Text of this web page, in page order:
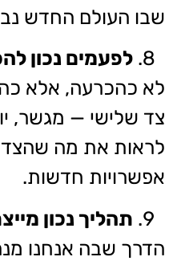
שבו העולם החדש
לפעמים נכון
לא כהכרעה, אלא
צד שלישי — מגשר,
לראות את מה
אפשרויות חדשות.
תהליך נכון
הדרך שבה אנחנו